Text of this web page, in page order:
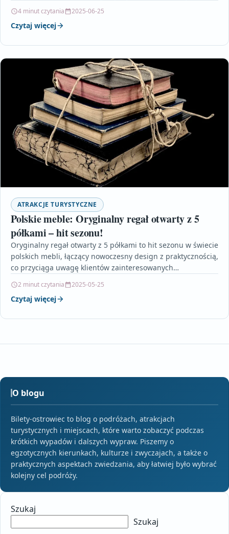
Omawiane…
4 minut czytania 2025-06-25
Czytaj więcej
ATRAKCJE TURYSTYCZNE
Polskie meble: Oryginalny regał otwarty z 5
półkami – hit sezonu!
Oryginalny regał otwarty z 5 półkami to hit sezonu w świecie
polskich mebli, łączący nowoczesny design z praktycznością,
co przyciąga uwagę klientów zainteresowanych
2 minut czytania 2025-05-25
Czytaj więcej
O blogu
Bilety-ostrowiec to blog o podróżach, atrakcjach
turystycznych i miejscach, które warto zobaczyć podczas
krótkich wypadów i dalszych wypraw. Piszemy o
egzotycznych kierunkach, kulturze i zwyczajach, a także o
praktycznych aspektach zwiedzania, aby łatwiej było wybrać
kolejny cel podróży.
Szukaj
Szukaj